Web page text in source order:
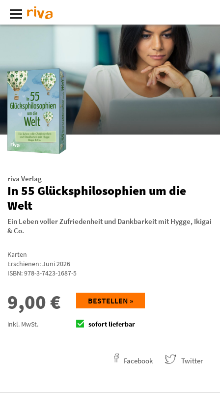
riva Verlag
In 55 Glücksphilosophien um die
Welt
Ein Leben voller Zufriedenheit und Dankbarkeit mit Hygge, Ikigai
& Co.
Karten
Erschienen: Juni 2026
ISBN:978-3-7423-1687-5
9,00€
inkl. MwSt.
BESTELLEN »
sofort lieferbar
Facebook Twitter